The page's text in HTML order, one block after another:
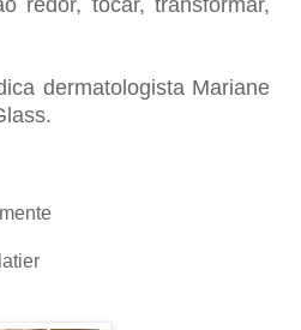
redor, tocar, transformar,
dermatologista Mariane